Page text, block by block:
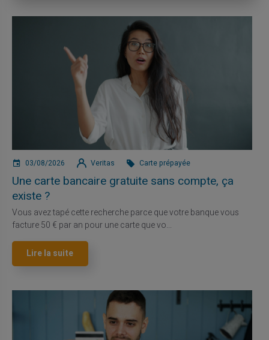
03/08/2026 Veritas Carte prépayée
Une carte bancaire gratuite sans compte, ça
existe ?
Vous avez tapé cette recherche parce que votre banque vous
facture 50 € par an pour une carte que vo...
Lire la suite